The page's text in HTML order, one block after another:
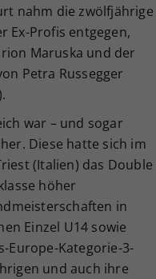
nahm die zwölfjährige
Ex-Profis entgegen,
Maruska und der
Petra Russegger
war – und sogar
Diese hatte sich im
(Italien) das Double
höher
in
Einzel U14 sowie
Europe-Kategorie-3-
und auch ihre